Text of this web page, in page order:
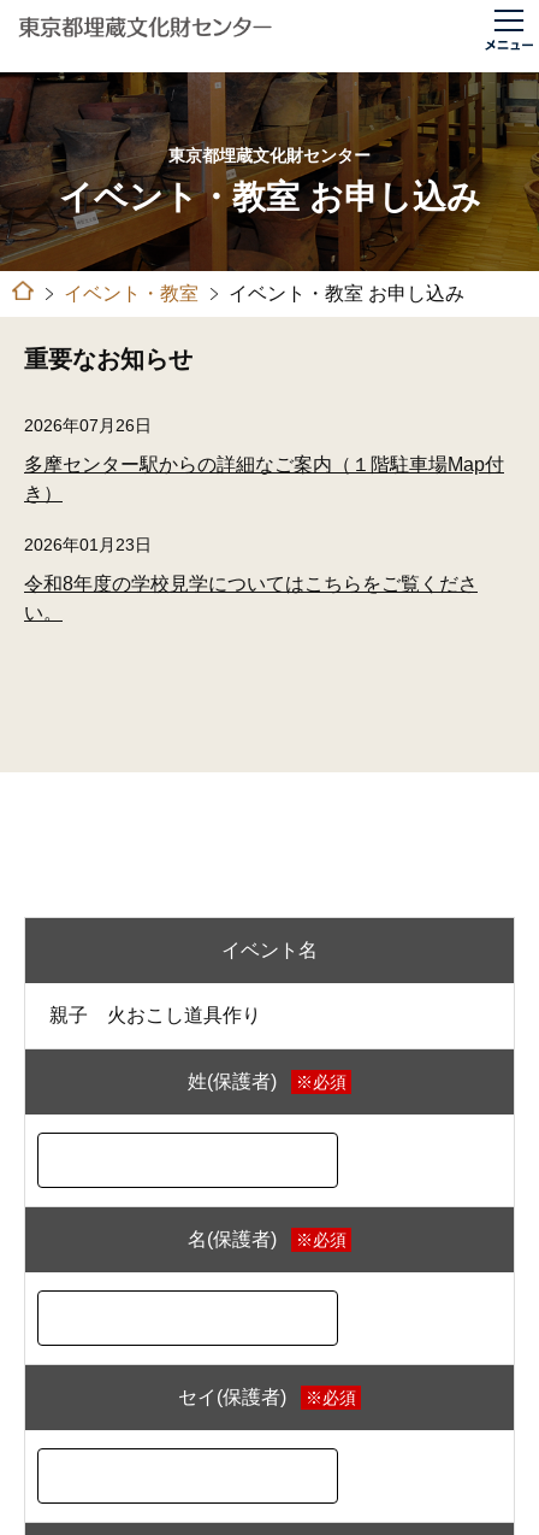
東京都埋蔵文化財センター
イベント・教室 お申し込み
イベント・教室 イベント・教室 お申し込み
重要なお知らせ
2026年07月26日
多摩センター駅からの詳細なご案内（１階駐車場Map付
き）
2026年01月23日
令和8年度の学校見学についてはこちらをご覧くださ
い。
イベント名
親子 火おこし道具作り
姓(保護者) ※必須
名(保護者) ※必須
セイ(保護者) ※必須